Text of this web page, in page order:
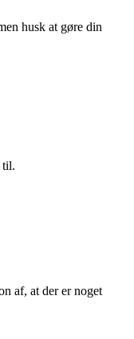
husk at gøre din
til.
af, at der er noget